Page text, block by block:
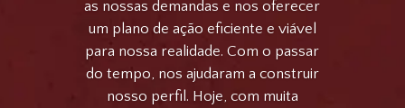
as nossas demandas e nos oferecer
um plano de ação eficiente e viável
para nossa realidade. Com o passar
do tempo, nos ajudaram a construir
nosso perfil. Hoje, com muita